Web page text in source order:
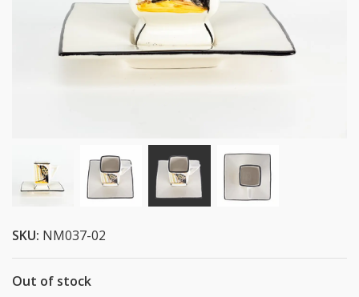
SKU: NM037-02
Out of stock